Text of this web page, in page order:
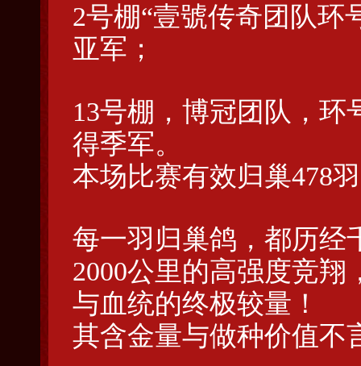
2号棚“壹號传奇团队环
亚军；
13号棚，博冠团队，环
得季军。
本场比赛有效归巢478
每一羽归巢鸽，都历经
2000公里的高强度竞
与血统的终极较量！
其含金量与做种价值不